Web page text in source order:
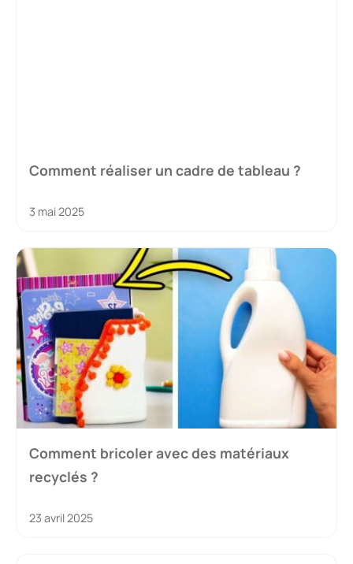
Comment réaliser un cadre de tableau ?
3 mai 2025
Comment bricoler avec des matériaux
recyclés ?
23 avril 2025